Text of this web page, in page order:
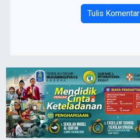
Tulis Komentar